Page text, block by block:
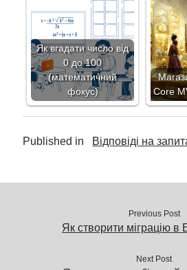
Як вгадати число від
0 до 100
(математичний
фокус)
Core
Published in Відповіді на
Previous Post
Як створити міграцію в
Next Post